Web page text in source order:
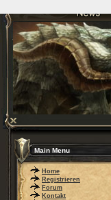
Main Menu
Home
Registrieren
Forum
Kontakt